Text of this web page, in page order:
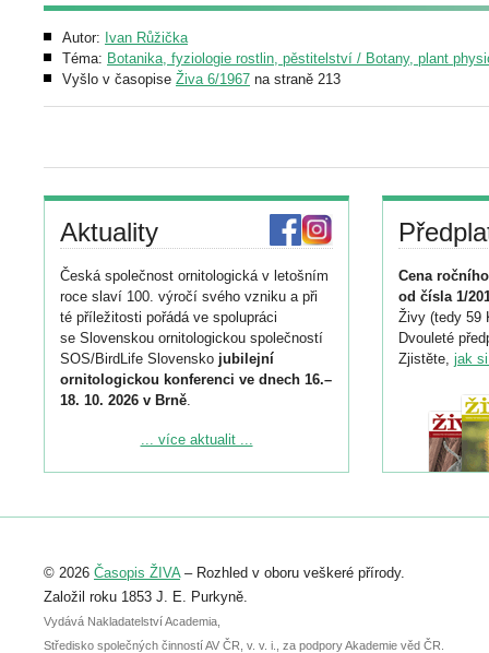
Autor: Ivan Růžička
Téma: Botanika, fyziologie rostlin, pěstitelství / Botany, plant
Vyšlo v časopise Živa 6/1967 na straně 213
Aktuality
Česká společnost ornitologická v letošním
roce slaví 100. výročí svého vzniku a při
té příležitosti pořádá ve spolupráci
se Slovenskou ornitologickou společností
SOS/BirdLife Slovensko jubilejní
ornitologickou konferenci ve dnech 16.–
18. 10. 2026 v Brně.
Podrobnější informace ke konferenci
Registrovat se můžete do 6. září.
abstraktu přihlášené přednášky nebo
posteru je už 30. června.
... více aktualit ...
Cena
od čísla 1/
Živy (tedy 59
Dvouleté
Zjistěte, jak
© 2026 Časopis ŽIVA– Rozhled v oboru veškeré přírody.
Založil roku 1853 J. E. Purkyně.
Vydává Nakladatelství Academia,
Středisko společných činností AV ČR, v. v. i., za podpory Akademie věd ČR.